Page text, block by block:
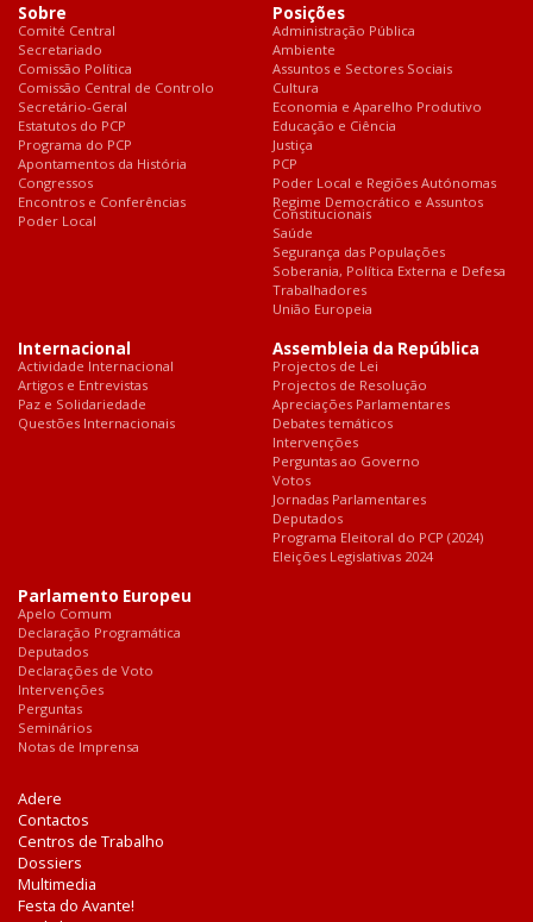
Sobre
Comité Central
Secretariado
Comissão Política
Comissão Central de Controlo
Secretário-Geral
Estatutos do PCP
Programa do PCP
Apontamentos da História
Congressos
Encontros e Conferências
Poder Local
Posições
Administração Pública
Ambiente
Assuntos e Sectores Sociais
Cultura
Economia e Aparelho Produtivo
Educação e Ciência
Justiça
PCP
Poder Local e Regiões Autónomas
Regime Democrático e Assuntos
Constitucionais
Saúde
Segurança das Populações
Soberania, Política Externa e Defesa
Trabalhadores
União Europeia
Internacional
Actividade Internacional
Artigos e Entrevistas
Paz e Solidariedade
Questões Internacionais
Assembleia da República
Projectos de Lei
Projectos de Resolução
Apreciações Parlamentares
Debates temáticos
Intervenções
Perguntas ao Governo
Votos
Jornadas Parlamentares
Deputados
Programa Eleitoral do PCP (2024)
Eleições Legislativas 2024
Parlamento Europeu
Apelo Comum
Declaração Programática
Deputados
Declarações de Voto
Intervenções
Perguntas
Seminários
Notas de Imprensa
Adere
Contactos
Centros de Trabalho
Dossiers
Multimedia
Festa do Avante!